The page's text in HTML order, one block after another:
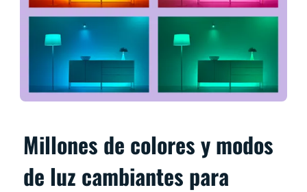
Millones de colores y modos
de luz cambiantes para